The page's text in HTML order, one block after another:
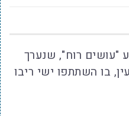
במופע "עושים רוח", שנערך
בו השתתפו ישי ריבו